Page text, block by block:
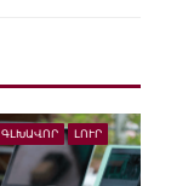
ԳԼԽԱՎՈՐ ԼՈՒՐ